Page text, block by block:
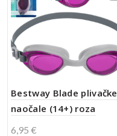
Bestway Blade plivačke
naočale (14+) roza
6,95€